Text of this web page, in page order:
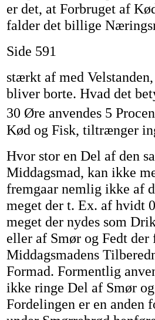
er det, at Forbruget af
falder det billige
Side 591
stærkt af med
bliver borte. Hvad det
30 Øre anvendes 5
Kød og Fisk, tiltrænger
Hvor stor en Del af den
Middagsmad, kan ikke
fremgaar nemlig ikke af
meget der t. Ex. af hvidt
meget der nydes som
eller af Smør og Fedt
Middagsmadens
Formad. Formentlig
ikke ringe Del af Smør
Fordelingen er en anden